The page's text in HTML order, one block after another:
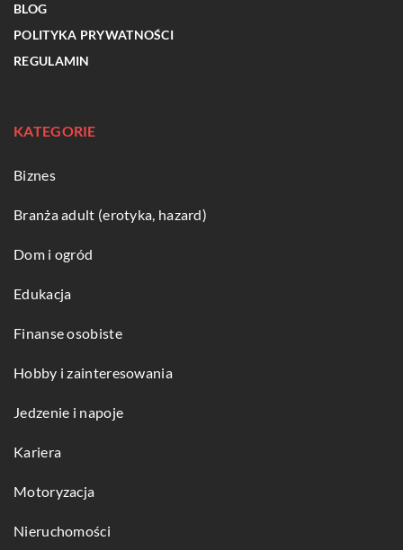
BLOG
POLITYKA PRYWATNOŚCI
REGULAMIN
KATEGORIE
Biznes
Branża adult (erotyka, hazard)
Dom i ogród
Edukacja
Finanse osobiste
Hobby i zainteresowania
Jedzenie i napoje
Kariera
Motoryzacja
Nieruchomości